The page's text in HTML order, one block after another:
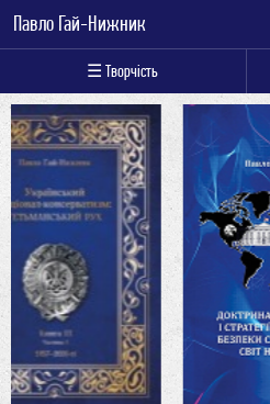
Павло Гай-Нижник
☰ Творчість